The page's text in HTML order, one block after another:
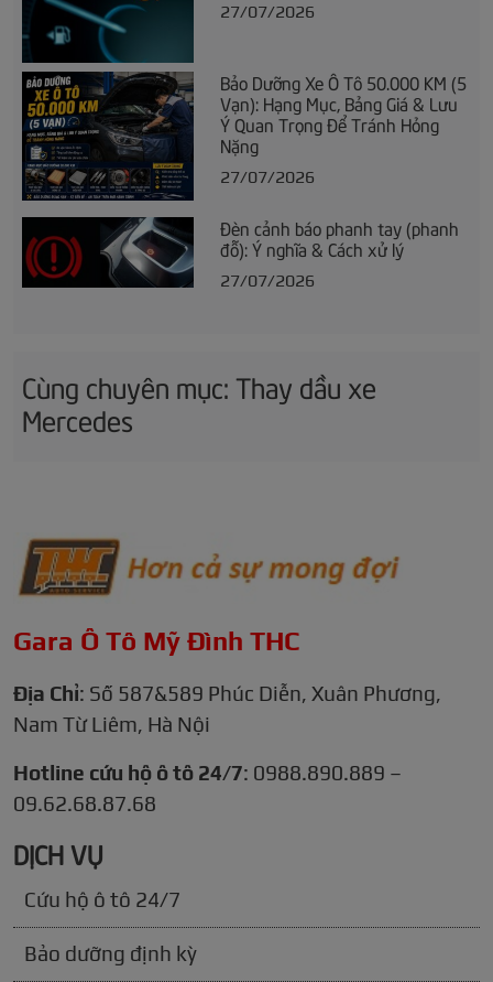
27/07/2026
Bảo Dưỡng Xe Ô Tô 50.000 KM (5
Vạn): Hạng Mục, Bảng Giá & Lưu
Ý Quan Trọng Để Tránh Hỏng
Nặng
27/07/2026
Đèn cảnh báo phanh tay (phanh
đỗ): Ý nghĩa & Cách xử lý
27/07/2026
Cùng chuyên mục: Thay dầu xe
Mercedes
Gara Ô Tô Mỹ Đình THC
Địa Chỉ: Số 587&589 Phúc Diễn, Xuân Phương,
Nam Từ Liêm, Hà Nội
Hotline cứu hộ ô tô 24/7: 0988.890.889 –
09.62.68.87.68
DỊCH VỤ
Cứu hộ ô tô 24/7
Bảo dưỡng định kỳ